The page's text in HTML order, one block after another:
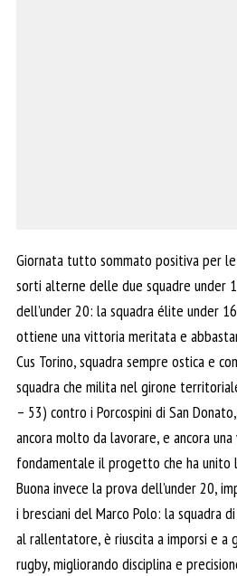
Giornata tutto sommato positiva per
sorti alterne delle due squadre under
dell’under 20: la squadra élite under
ottiene una vittoria meritata e
Cus Torino, squadra sempre ostica e
squadra che milita nel girone
– 53) contro i Porcospini di San
ancora molto da lavorare, e ancora
fondamentale il progetto che ha unito
Buona invece la prova dell’under 20,
i bresciani del Marco Polo: la squadra
al rallentatore, è riuscita a imporsi e a
rugby, migliorando disciplina e